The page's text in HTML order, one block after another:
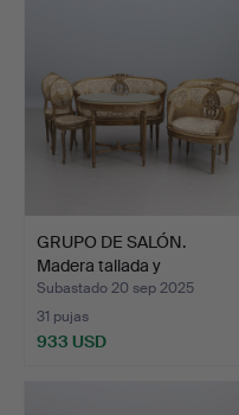
GRUPO DE SALÓN.
Madera tallada y
bronceada…
Subastado 20 sep 2025
31 pujas
933 USD